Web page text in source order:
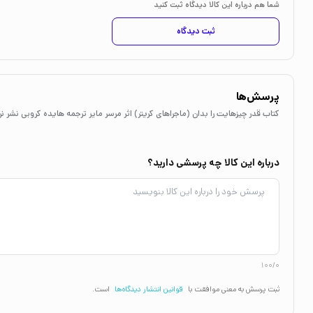
شما هم درباره این کالا دیدگاه ثبت کنید
ثبت دیدگاه
پرسش‌ها
کتاب قدر چیزهایت را بدان (ماجراهای کریتر) اثر مرسر مایر ترجمه هایده کروبی نشر
درباره این کالا چه پرسشی دارید؟
100/0
ثبت پرسش به معنی موافقت با قوانین انتشار دیدگاه‌ها است.